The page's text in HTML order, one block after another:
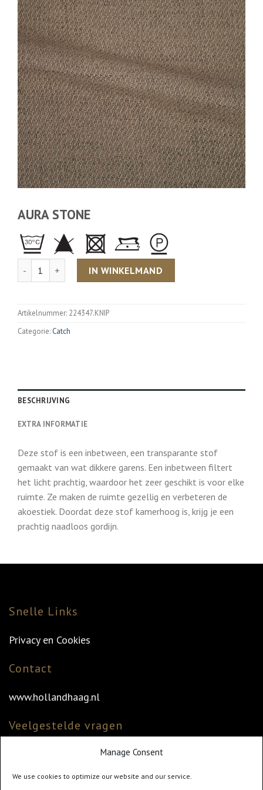
Manage Consent
We use cookies to optimize our website and our service.
AURA STONE
Aantal IN WINKELMAND
Artikelnummer: 224347.KNIP
Categorie: Catch
BESCHRIJVING
EXTRA INFORMATIE
Deze stof is een inbetween, een transparante stof
gemaakt van wat dikkere garens. Een inbetween filtert
het licht prachtig, waardoor het zeer geschikt is voor elke
ruimte. Ze maken de ruimte gezellig en verbeteren de
akoestiek. Doordat deze stof kamerhoog is, krijg je een
prachtig naadloos gordijn.
Snelle Links
Privacy en Cookies
Contact
www.hollandhaag.nl
Veelgestelde vragen
Veelgestelde vragen